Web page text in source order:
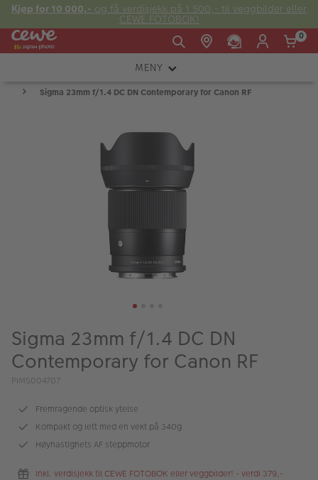
Kjøp for 10 000,- og få verdisjekk på 1 500,- til veggbilder eller
CEWE FOTOBOK!
Fre:
20:00
Søndag:
E-post:
kundeservice@japanphoto.no
0
MENY
KAMERA
Kampanjer
Merker
Lagersalg
Bildeprodukter
Sigma 23mm f/1.4 DC DN Contemporary for Canon RF
Sigma 23mm f/1.4 DC DN
Contemporary for Canon RF
PIM5004707
Fremragende optisk ytelse
Kompakt og lett med en vekt på 340g
Høyhastighets AF steppmotor
Inkl. verdisjekk til CEWE FOTOBOK eller veggbilder! - verdi 379,-